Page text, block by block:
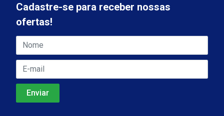
Cadastre-se para receber nossas
ofertas!